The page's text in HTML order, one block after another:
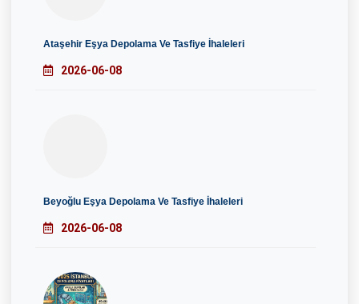
Ataşehir Eşya Depolama Ve Tasfiye İhaleleri
2026-06-08
Beyoğlu Eşya Depolama Ve Tasfiye İhaleleri
2026-06-08